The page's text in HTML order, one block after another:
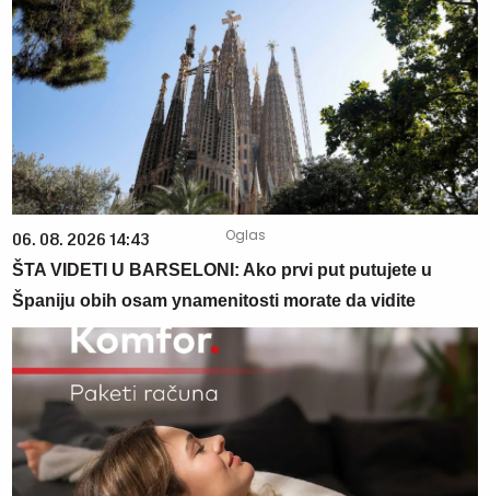
06. 08. 2026 14:43
ŠTA VIDETI U BARSELONI: Ako prvi put putujete u
Španiju obih osam ynamenitosti morate da vidite